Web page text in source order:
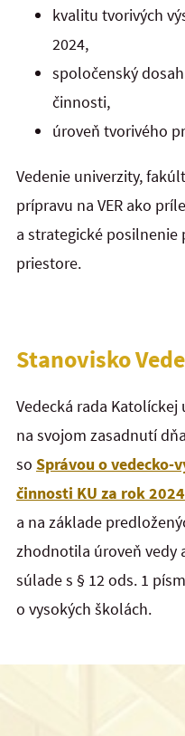
kvalitu tvorivých
2024,
spoločenský
činnosti,
úroveň tvorivého
Vedenie univerzity,
prípravu na VER ako
a strategické posilnenie
priestore.
Stanovisko
Vedecká rada
na svojom zasadnutí
so Správou o vedecko-
činnosti KU za rok 2024
a na základe
zhodnotila úroveň vedy
súlade s § 12 ods. 1
o vysokých školách.